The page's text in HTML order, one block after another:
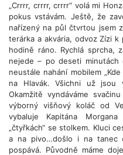
„Crrrr, crrrr, crrrr“ volá mi
pokus vstávám. Ještě, že
nařízený na půl čtvrtou jsem
terárka a akvária, odvoz Zízi
hodině ráno. Rychlá sprcha,
nejede – po deseti minutách
neustále nahání mobilem
na Hlavák. Všichni už jsou
Okamžitě vyndáváme
výborný višňový koláč od
vybaluje Kapitána Morgana
„čtyřkách“ se stolkem. Kluci
a na pivo…došlo i na tanec
pospává. Původně máme